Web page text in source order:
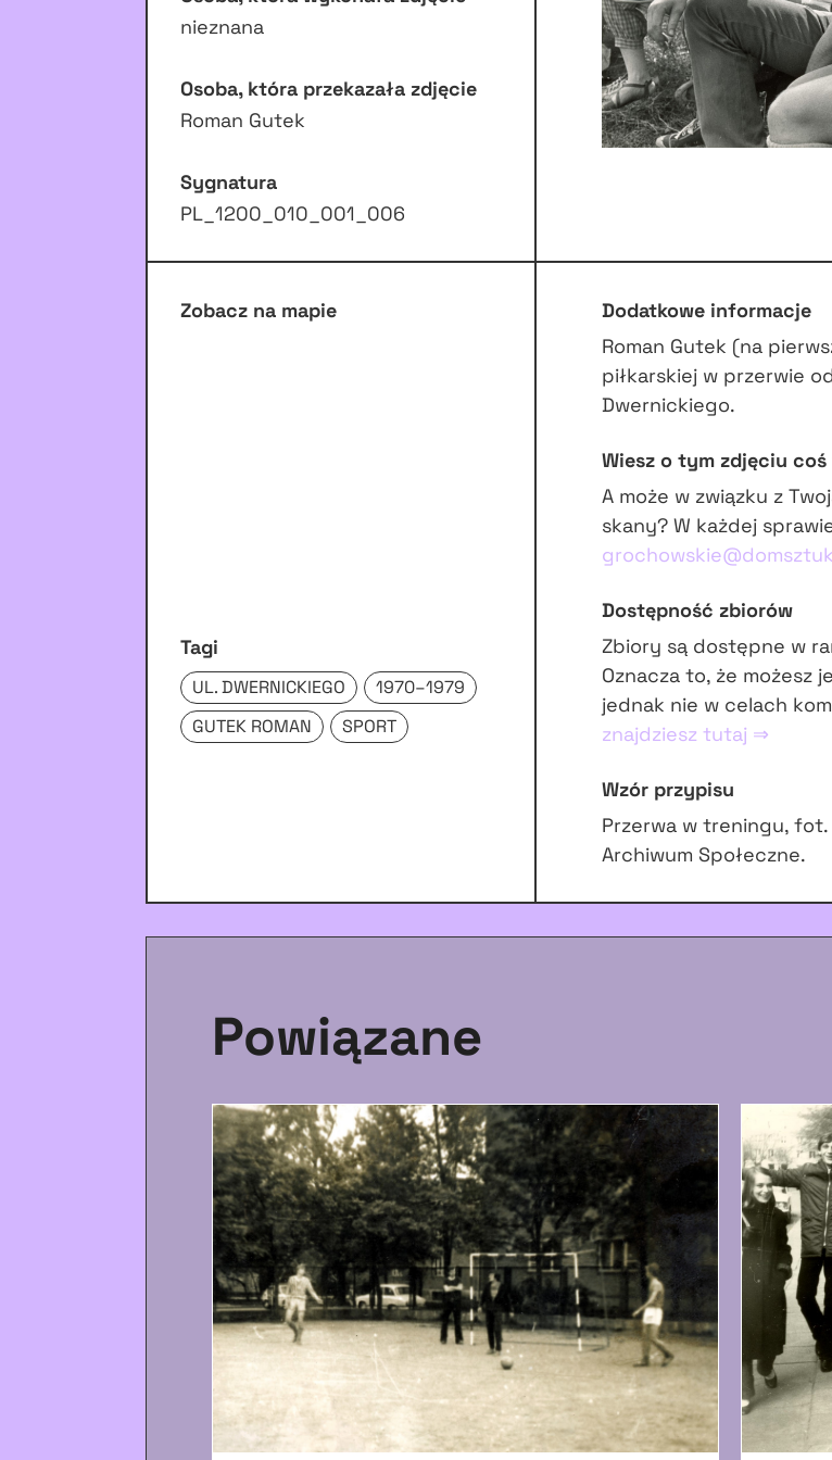
nieznana
Osoba, która przekazała zdjęcie
Roman Gutek
Sygnatura
PL_1200_010_001_006
Zobacz na mapie
Tagi
UL. DWERNICKIEGO
1970–1979
GUTEK ROMAN
SPORT
Dodatkowe informacje
Roman Gutek (na
piłkarskiej w przerwie
Dwernickiego.
Wiesz o tym zdjęciu
A może w związku z
skany? W każdej
Dostępność zbiorów
Zbiory są dostępne w
Oznacza to, że możesz
jednak nie w celach
znajdziesz tutaj ⇒
Wzór przypisu
Przerwa w treningu, fot.
Archiwum Społeczne.
Powiązane